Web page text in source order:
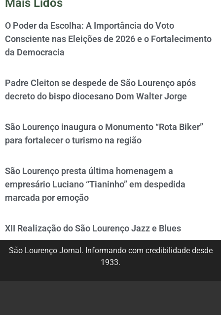
Mais Lidos
O Poder da Escolha: A Importância do Voto
Consciente nas Eleições de 2026 e o Fortalecimento
da Democracia
Padre Cleiton se despede de São Lourenço após
decreto do bispo diocesano Dom Walter Jorge
São Lourenço inaugura o Monumento “Rota Biker”
para fortalecer o turismo na região
São Lourenço presta última homenagem a
empresário Luciano “Tianinho” em despedida
marcada por emoção
XII Realização do São Lourenço Jazz e Blues
São Lourenço Jornal. Informando com credibilidade desde
1933.